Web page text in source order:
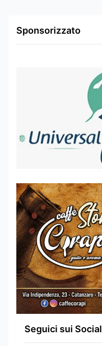
Sponsorizzato
Seguici sui Social